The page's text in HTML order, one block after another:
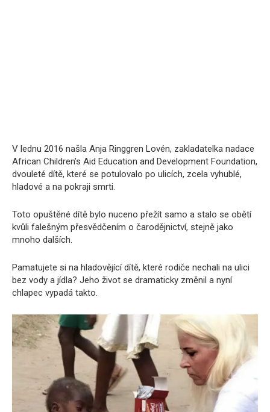
V lednu 2016 našla Anja Ringgren Lovén, zakladatelka nadace
African Children’s Aid Education and Development Foundation,
dvouleté dítě, které se potulovalo po ulicích, zcela vyhublé,
hladové a na pokraji smrti.
Toto opuštěné dítě bylo nuceno přežít samo a stalo se obětí
kvůli falešným přesvědčením o čarodějnictví, stejně jako
mnoho dalších.
Pamatujete si na hladovějící dítě, které rodiče nechali na ulici
bez vody a jídla? Jeho život se dramaticky změnil a nyní
chlapec vypadá takto.